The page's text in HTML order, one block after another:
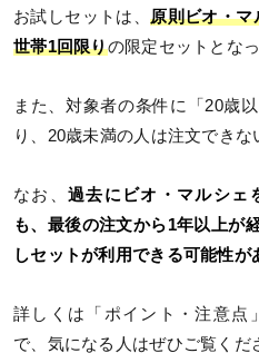
お試しセットは、原則ビオ・マ
世帯1回限りの限定セットとな
また、対象者の条件に「20歳
り、20歳未満の人は注文できな
なお、過去にビオ・マルシェ
も、最後の注文から1年以上が
しセットが利用できる可能性が
詳しくは「ポイント・注意点
で、気になる人はぜひご覧くだ